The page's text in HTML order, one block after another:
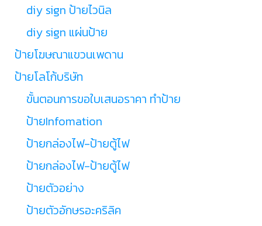
diy sign ป้ายไวนิล
diy sign แผ่นป้าย
ป้ายโฆษณาแขวนเพดาน
ป้ายโลโก้บริษัท
ขั้นตอนการขอใบเสนอราคา ทำป้าย
ป้ายInfomation
ป้ายกล่องไฟ-ป้ายตู้ไฟ
ป้ายกล่องไฟ-ป้ายตู้ไฟ
ป้ายตัวอย่าง
ป้ายตัวอักษรอะคริลิค